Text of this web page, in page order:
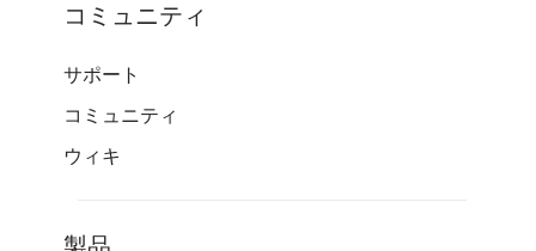
コミュニティ
サポート
コミュニティ
ウィキ